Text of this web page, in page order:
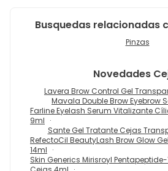
Busquedas relacionadas
Pinzas
Novedades
Lavera Brow Control Gel
Mavala Double Brow Eyebrow
Farline Eyelash Serum Vitalizante
9ml
Sante Gel Tratante Cejas
RefectoCil BeautyLash Brow Glow
14ml
Skin Generics Mirisroyl